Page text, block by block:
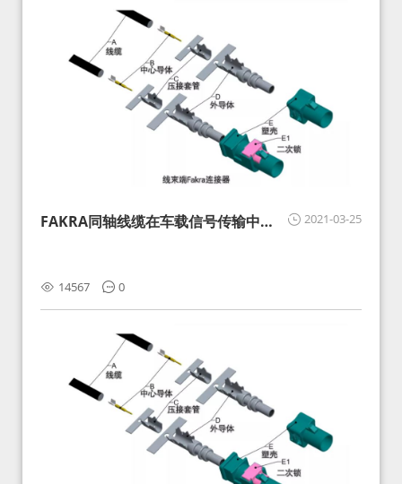
2021-03-25
FAKRA同轴线缆在车载信号传输中的
14567 0